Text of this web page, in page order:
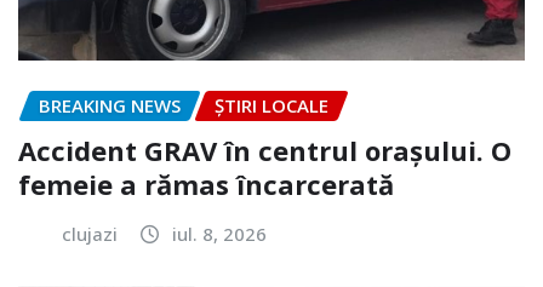
BREAKING NEWS ȘTIRI LOCALE
Accident GRAV în centrul orașului. O
femeie a rămas încarcerată
clujazi iul. 8, 2026